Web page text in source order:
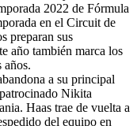
2022 de Fórmula
en el Circuit de
preparan sus
año también marca los
años.
a su principal
Nikita
Haas trae de vuelta a
del equipo en